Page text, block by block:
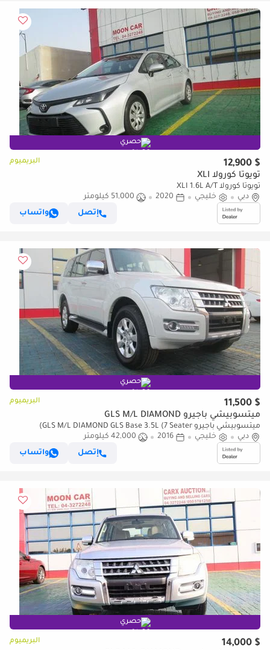
حصري
$ 12,900 البريميوم
تويوتا كورولا XLI
تويوتا كورولا XLI 1.6L A/T
دبي
خليجي 2020
51,000 كيلومتر
إتصل
واتساب
حصري
$ 11,500 البريميوم
ميتسوبيشي باجيرو GLS M/L DIAMOND
ميتسوبيشي باجيرو GLS M/L DIAMOND GLS Base 3.5L (7 Seater)
دبي
خليجي 2016
42,000 كيلومتر
إتصل
واتساب
حصري
$ 14,000 البريميوم